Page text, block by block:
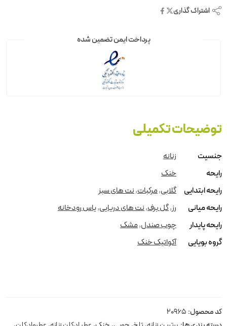
اشتراک گذاری
پرداخت ایمن تضمین شده
توضیحات تکمیلی
جنسیت
زنانه
رایحه
خنک
رایحه ابتدایی
گلابی,مرکبات,نت های سبز
رایحه میانی
رز,گل برف,نت های دریایی,یاس رودخانه
رایحه پایدار
چوب صندل,مشک
گروه بویایی
آکواتیک خنک
کد محصول: 20965